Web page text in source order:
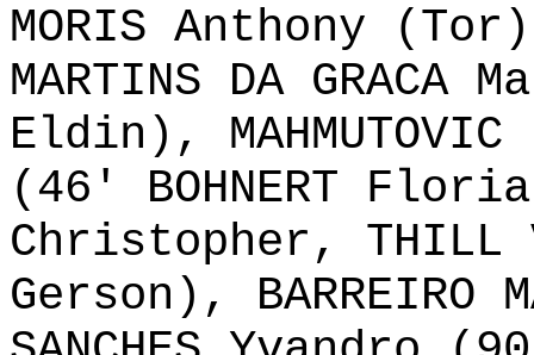
MORIS Anthony
MARTINS DA GRACA
Eldin),
(46' BOHNERT
Christopher, THILL
Gerson), BARREIRO